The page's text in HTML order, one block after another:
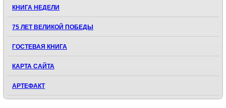
КНИГА НЕДЕЛИ
75 ЛЕТ ВЕЛИКОЙ ПОБЕДЫ
ГОСТЕВАЯ КНИГА
КАРТА САЙТА
АРТЕФАКТ